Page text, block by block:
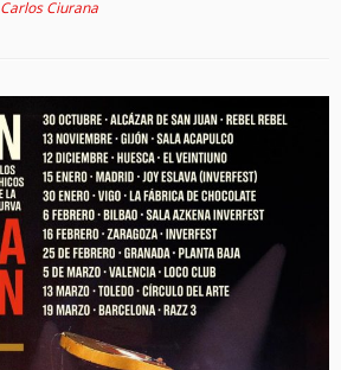
Carlos Ciurana